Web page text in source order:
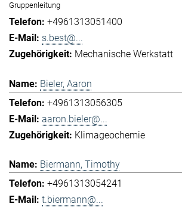
Gruppenleitung
+4961313051400
s.best@...
Mechanische Werkstatt
Bieler, Aaron
+4961313056305
aaron.bieler@...
Klimageochemie
Biermann, Timothy
+4961313054241
t.biermann@...